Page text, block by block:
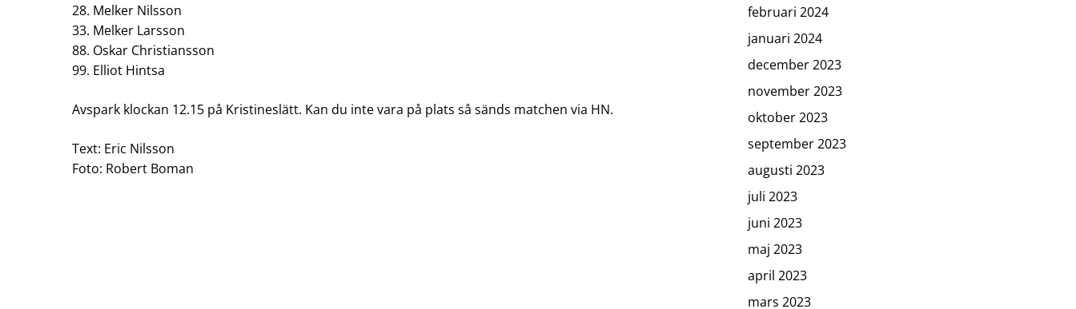
28. Melker Nilsson
33. Melker Larsson
88. Oskar Christiansson
99. Elliot Hintsa
Avspark klockan 12.15 på Kristineslätt. Kan du inte vara på plats så sänds matchen via HN.
Text: Eric Nilsson
Foto: Robert Boman
februari 2024
januari 2024
december 2023
november 2023
oktober 2023
september 2023
augusti 2023
juli 2023
juni 2023
maj 2023
april 2023
mars 2023